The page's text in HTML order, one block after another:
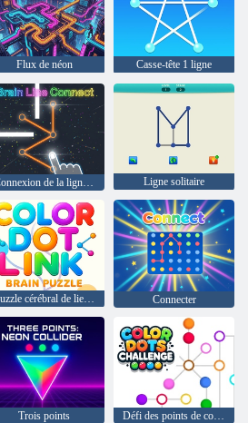
Flux de néon Casse-tête 1 ligne
Connexion de la ligne cérébrale Ligne solitaire
Puzzle cérébral de lien de point de couleur Connecter
Trois points